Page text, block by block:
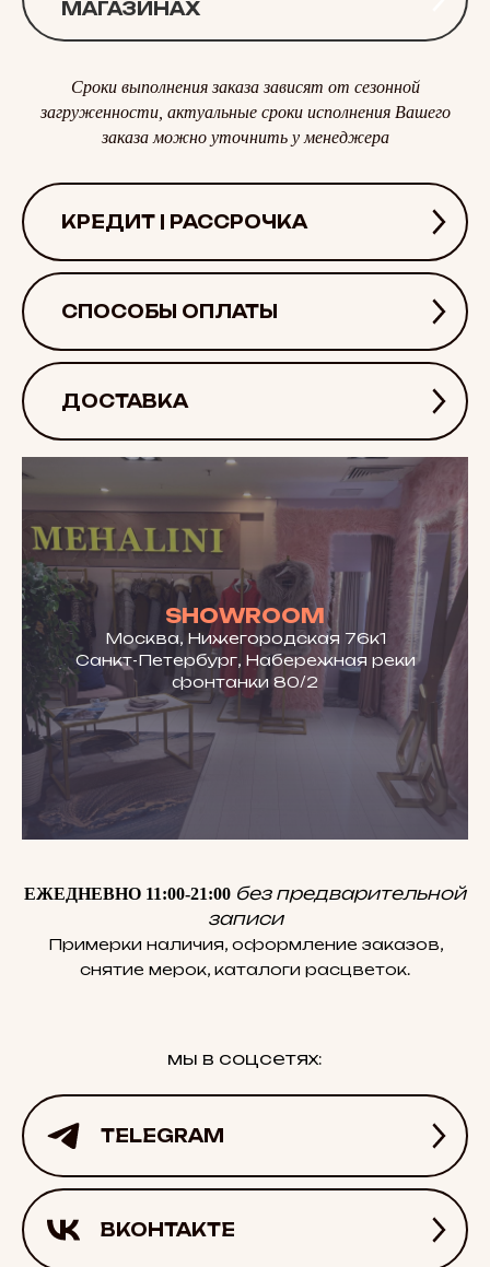
МАГАЗИНАХ
Сроки выполнения заказа зависят от сезонной
загруженности, актуальные сроки исполнения Вашего
заказа можно уточнить у менеджера
КРЕДИТ | РАССРОЧКА
СПОСОБЫ ОПЛАТЫ
ДОСТАВКА
SHOWROOM
Москва, Нижегородская 76к1
Санкт-Петербург, Набережная реки
фонтанки 80/2
ЕЖЕДНЕВНО 11:00-21:00 без предварительной
записи
Примерки наличия, оформление заказов,
снятие мерок, каталоги расцветок.
мы в соцсетях:
TELEGRAM
ВКОНТАКТЕ